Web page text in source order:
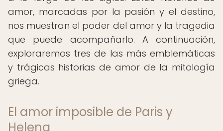
amor, marcadas por la pasión y el destino,
nos muestran el poder del amor y la tragedia
que puede acompañarlo. A continuación,
exploraremos tres de las más emblemáticas
y trágicas historias de amor de la mitología
griega.
El amor imposible de Paris y
Helena